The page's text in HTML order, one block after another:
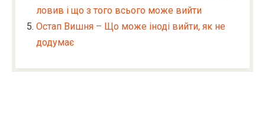
ловив і що з того всього може вийти
Остап Вишня – Що може іноді вийти, як не
додумає